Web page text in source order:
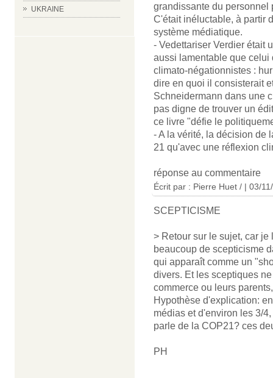
UKRAINE
grandissante du personnel
C'était inéluctable, à partir
système médiatique.
- Vedettariser Verdier était
aussi lamentable que celui
climato-négationnistes :
dire en quoi il consisterait
Schneidermann dans une
pas digne de trouver un
ce livre "défie le
- A la vérité, la décision de
21 qu'avec une réflexion
réponse au commentaire
Écrit par : Pierre Huet / | 03/
SCEPTICISME
> Retour sur le sujet, car
beaucoup de scepticisme
qui apparaît comme un
divers. Et les sceptiques
commerce ou leurs
Hypothèse d'explication:
médias et d'environ les 3/
parle de la COP21? ces
PH